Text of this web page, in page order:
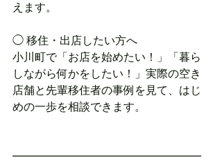
えます。
◯ 移住・出店したい方へ
小川町で「お店を始めたい！」「暮ら
しながら何かをしたい！」実際の空き
店舗と先輩移住者の事例を見て、はじ
めの一歩を相談できます。
━━━━━━━━━━━━━━━━━